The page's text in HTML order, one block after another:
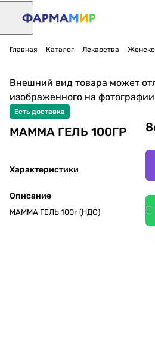
Главная Каталог Лекарства
Внешний вид товара может
изображенного на фотографии
Есть доставка
МАММА ГЕЛЬ 100ГР
Характеристики
Описание
МАММА ГЕЛЬ 100г (НДС)